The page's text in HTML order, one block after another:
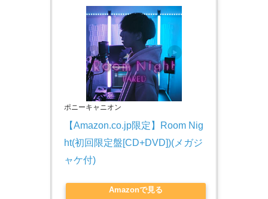
ポニーキャニオン
【Amazon.co.jp限定】Room Nig
ht(初回限定盤[CD+DVD])(メガジ
ャケ付)
Amazonで見る